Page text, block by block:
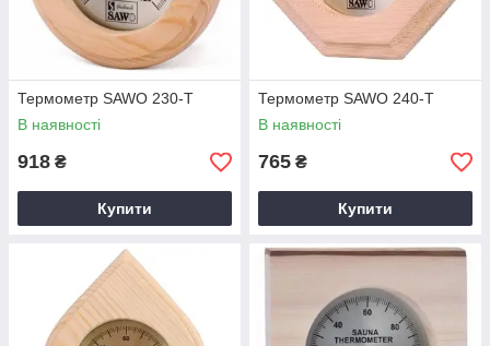
Термометр SAWO 230-T
В наявності
918 ₴
Купити
Термометр SAWO 240-T
В наявності
765 ₴
Купити